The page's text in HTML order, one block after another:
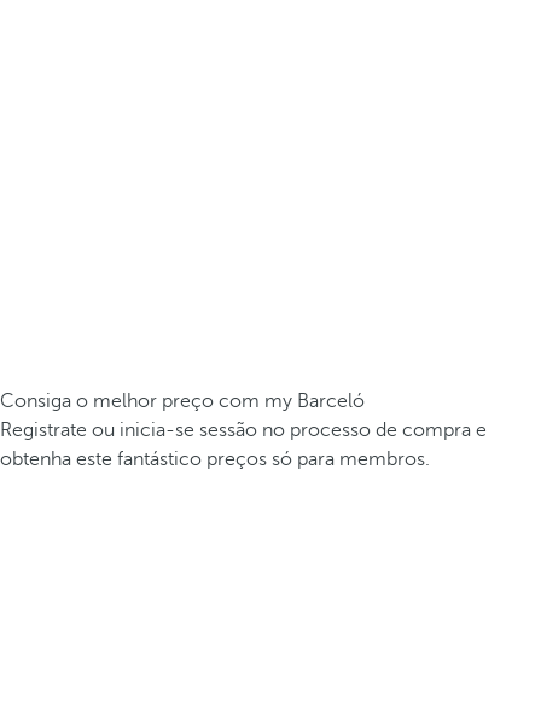
Consiga o melhor preço com my Barceló
Registrate ou inicia-se sessão no processo de compra e
obtenha este fantástico preços só para membros.